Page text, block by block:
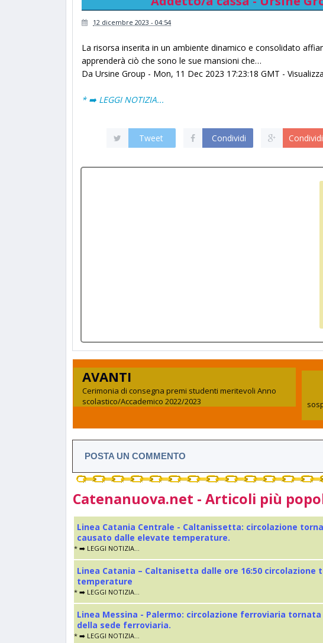
12 dicembre 2023 - 04:54
La risorsa inserita in un ambiente dinamico e consolidato
apprenderà ciò che sono le sue mansioni che…
Da Ursine Group - Mon, 11 Dec 2023 17:23:18 GMT -
* ➡️ LEGGI NOTIZIA...
Tweet Condividi Condividi
AVANTI
Cerimonia di consegna premi studenti meritevoli Anno
scolastico/Accademico 2022/2023
POSTA UN COMMENTO
Catenanuova.net - Articoli più
Linea Catania Centrale - Caltanissetta: circolazione
causato dalle elevate temperature.
* ➡️ LEGGI NOTIZIA...
Linea Catania – Caltanisetta dalle ore 16:50
temperature
* ➡️ LEGGI NOTIZIA...
Linea Messina - Palermo: circolazione ferroviaria
della sede ferroviaria.
* ➡️ LEGGI NOTIZIA...